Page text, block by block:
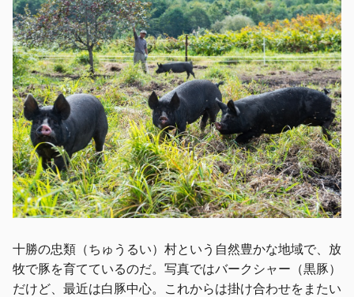
十勝の忠類（ちゅうるい）村という自然豊かな地域で、放
牧で豚を育てているのだ。写真ではバークシャー（黒豚）
だけど、最近は白豚中心。これからは掛け合わせをまたい